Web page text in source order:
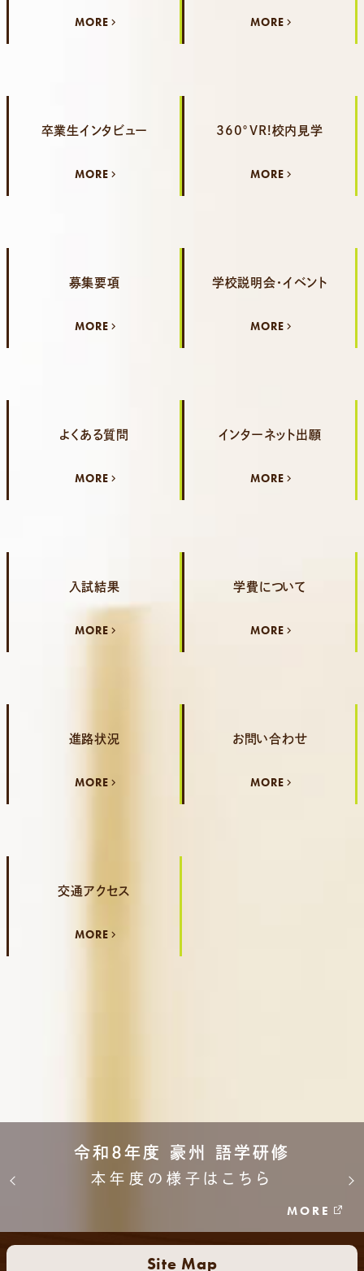
MORE MORE
卒業生インタビュー
MORE
360°VR!校内見学
MORE
募集要項
MORE
学校説明会・イベント
MORE
よくある質問
MORE
インターネット出願
MORE
入試結果
MORE
学費について
MORE
進路状況
MORE
お問い合わせ
MORE
交通アクセス
MORE
令和8年度 豪州 語学研修
本年度の様子はこちら
MORE
Site Map